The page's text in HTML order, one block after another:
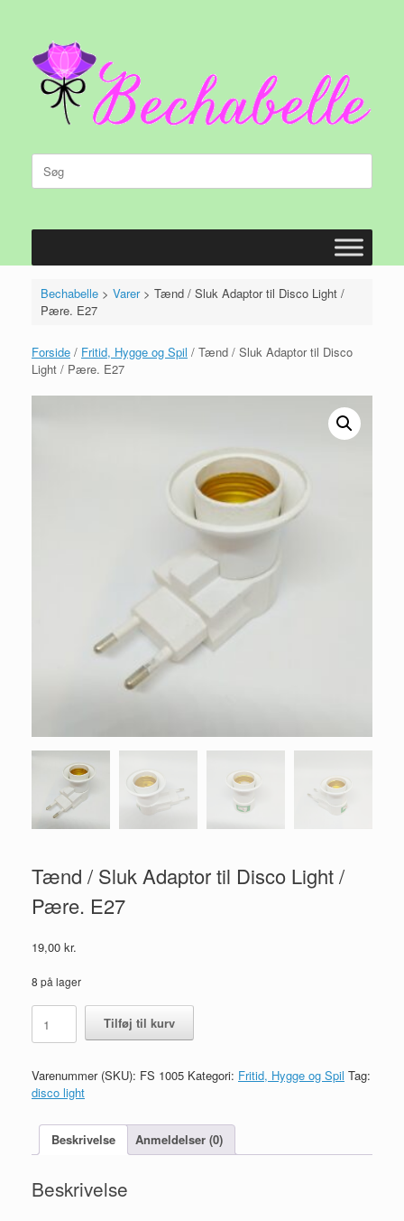
Søg
efter:
Bechabelle> Varer> Tænd / Sluk Adaptor til Disco Light /
Pære. E27
Forside / Fritid, Hygge og Spil / Tænd / Sluk Adaptor til Disco
Light / Pære. E27
Tænd / Sluk Adaptor til Disco Light /
Pære. E27
19,00 kr.
8 på lager
Tænd
Sluk
til
Disco
Pære.
antal
Tilføj til kurv
Varenummer (SKU): FS 1005 Kategori: Fritid, Hygge og Spil Tag:
disco light
Beskrivelse Anmeldelser (0)
Beskrivelse